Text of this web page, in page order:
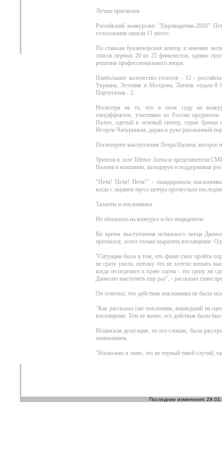
Лучше прогнозов
Российский конкурсант "Евровидения-2010"
голосования заняли 11 место.
По ставкам букмекерских контор и мнению
список первых 20 из 25 финалистов, однако
решения профессионального жюри.
Наибольшее количество голосов - 12 -
Украина, Эстония и Молдова, Латвия отдала
Португалия - 2.
Несмотря на то, что в этом году на
спецэффектов, участники из России
Налич, одетый в зеленый свитер, серые брюки
Игорем Чапуриным, держа в руке рисованный
Посмотрите выступление Петра Налича, которое
Зрители в зале Telenor Arena и представители
Налича и компании, аплодируя и поддерживая
"Петя! Петя! Петя!" - скандировали
когда с экранов пресс-центра прозвучали
Таланты и поклонники
Не обошлось на конкурсе и без инцидентов.
Во время выступления испанского певца
признался, хотел только выразить восхищение.
"Ситуация была в том, что фанат смог пройти
не сразу увели, потому что не хотели мешать
когда он подошел к краю сцены - это сразу же
Даниэлю выступить еще раз", - рассказал глава
Он отметил, что действия поклонника не были
"Как рассказал сам поклонник, вышедший на
восхищение. Тем не менее, его действия были
Испанская делегация, по его словам, была
пониманием.
"Насколько я знаю, это не первый такой случай,
Последние